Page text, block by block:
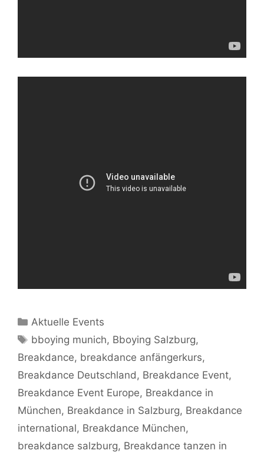
Kategorien
Aktuelle Events
Schlagwörter
bboying munich, Bboying Salzburg,
Breakdance, breakdance anfängerkurs,
Breakdance Deutschland, Breakdance Event,
Breakdance Event Europe, Breakdance in
München, Breakdance in Salzburg, Breakdance
international, Breakdance München,
breakdance salzburg, Breakdance tanzen in